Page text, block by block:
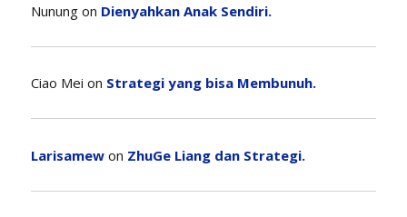
Nunung on Dienyahkan Anak Sendiri.
Ciao Mei on Strategi yang bisa Membunuh.
Larisamew on ZhuGe Liang dan Strategi.